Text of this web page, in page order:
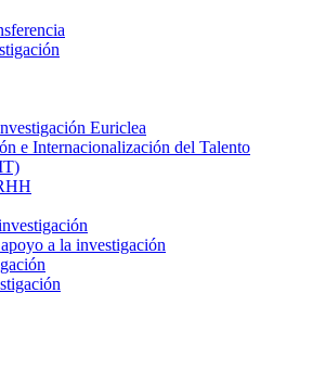
Euriclea
e Internacionalización del Talento
a la investigación